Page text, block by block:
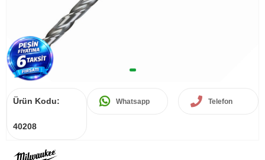
Ürün Kodu:
40208
Whatsapp Telefon